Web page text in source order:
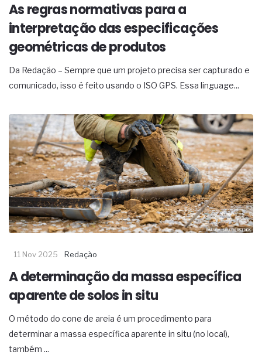
As regras normativas para a
interpretação das especificações
geométricas de produtos
Da Redação – Sempre que um projeto precisa ser capturado e
comunicado, isso é feito usando o ISO GPS. Essa linguage...
11 Nov 2025 Redação
A determinação da massa específica
aparente de solos in situ
O método do cone de areia é um procedimento para
determinar a massa específica aparente in situ (no local),
também ...